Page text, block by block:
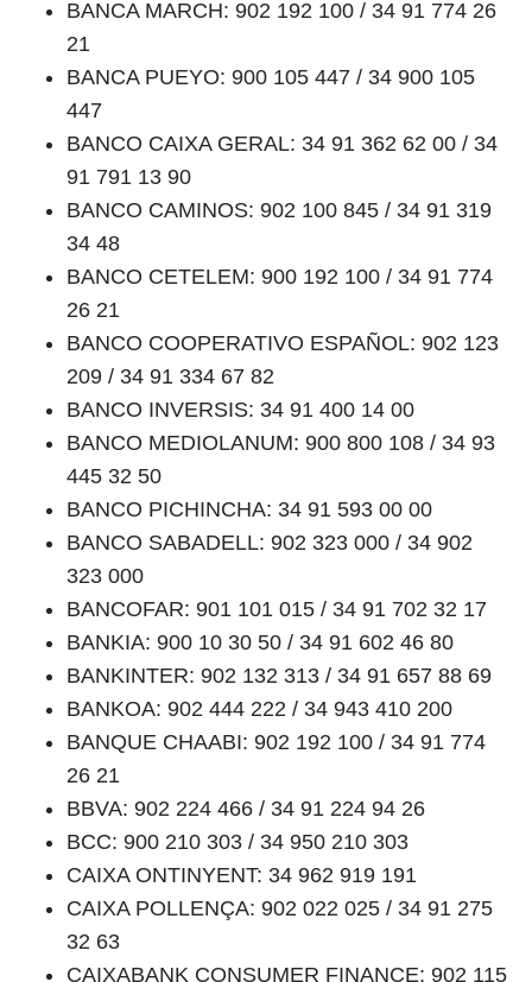
BANCA MARCH: 902 192 100 / 34 91 774 26
21
BANCA PUEYO: 900 105 447 / 34 900 105
447
BANCO CAIXA GERAL: 34 91 362 62 00 / 34
91 791 13 90
BANCO CAMINOS: 902 100 845 / 34 91 319
34 48
BANCO CETELEM: 900 192 100 / 34 91 774
26 21
BANCO COOPERATIVO ESPAÑOL: 902 123
209 / 34 91 334 67 82
BANCO INVERSIS: 34 91 400 14 00
BANCO MEDIOLANUM: 900 800 108 / 34 93
445 32 50
BANCO PICHINCHA: 34 91 593 00 00
BANCO SABADELL: 902 323 000 / 34 902
323 000
BANCOFAR: 901 101 015 / 34 91 702 32 17
BANKIA: 900 10 30 50 / 34 91 602 46 80
BANKINTER: 902 132 313 / 34 91 657 88 69
BANKOA: 902 444 222 / 34 943 410 200
BANQUE CHAABI: 902 192 100 / 34 91 774
26 21
BBVA: 902 224 466 / 34 91 224 94 26
BCC: 900 210 303 / 34 950 210 303
CAIXA ONTINYENT: 34 962 919 191
CAIXA POLLENÇA: 902 022 025 / 34 91 275
32 63
CAIXABANK CONSUMER FINANCE: 902 115